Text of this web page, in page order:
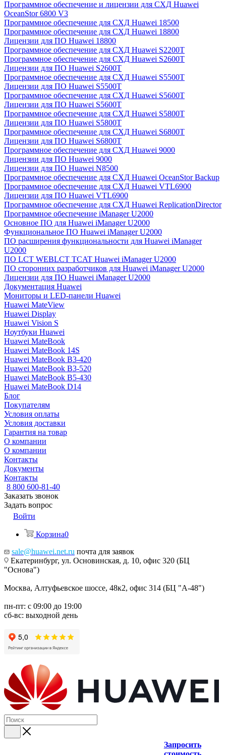
Программное обеспечение и лицензии для СХД Huawei
OceanStor 6800 V3
Программное обеспечение для СХД Huawei 18500
Программное обеспечение для СХД Huawei 18800
Лицензии для ПО Huawei 18800
Программное обеспечение для СХД Huawei S2200T
Программное обеспечение для СХД Huawei S2600T
Лицензии для ПО Huawei S2600T
Программное обеспечение для СХД Huawei S5500T
Лицензии для ПО Huawei S5500T
Программное обеспечение для СХД Huawei S5600T
Лицензии для ПО Huawei S5600T
Программное обеспечение для СХД Huawei S5800T
Лицензии для ПО Huawei S5800T
Программное обеспечение для СХД Huawei S6800T
Лицензии для ПО Huawei S6800T
Программное обеспечение для СХД Huawei 9000
Лицензии для ПО Huawei 9000
Лицензии для ПО Huawei N8500
Программное обеспечение для СХД Huawei OceanStor Backup
Программное обеспечение для СХД Huawei VTL6900
Лицензии для ПО Huawei VTL6900
Программное обеспечение для СХД Huawei ReplicationDirector
Программное обеспечение iManager U2000
Основное ПО для Huawei iManager U2000
Функциональное ПО Huawei iManager U2000
ПО расширения функциональности для Huawei iManager
U2000
ПО LCT WEBLCT TCAT Huawei iManager U2000
ПО сторонних разработчиков для Huawei iManager U2000
Лицензии для ПО Huawei iManager U2000
Документация Huawei
Мониторы и LED-панели Huawei
Huawei MateView
Huawei Display
Huawei Vision S
Ноутбуки Huawei
Huawei MateBook
Huawei MateBook 14S
Huawei MateBook B3-420
Huawei MateBook B3-520
Huawei MateBook B5-430
Huawei MateBook D14
Блог
Покупателям
Условия оплаты
Условия доставки
Гарантия на товар
О компании
О компании
Контакты
Документы
Контакты
8 800 600-81-40
Заказать звонок
Задать вопрос
Войти
Корзина0
sale@huawei.net.ru почта для заявок
Екатеринбург, ул. Основинская, д. 10, офис 320 (БЦ
"Основа")
Москва, Алтуфьевское шоссе, 48к2, офис 314 (БЦ "А-48")
пн-пт: с 09:00 до 19:00
сб-вс: выходной день
Запросить